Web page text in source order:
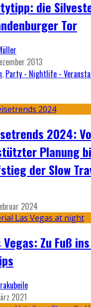
die
Tor
2013
, Party - Nightlife -
2024:
Planung
der Slow
2024
Vegas: Zu Fuß
2021